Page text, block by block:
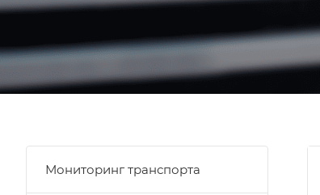
Мониторинг транспорта